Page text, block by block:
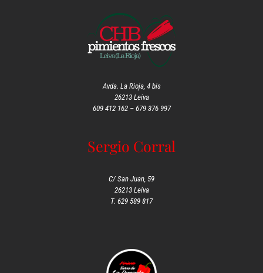
Avda. La Rioja, 4 bis
26213 Leiva
609 412 162 – 679 376 997
Sergio Corral
C/ San Juan, 59
26213 Leiva
T. 629 589 817